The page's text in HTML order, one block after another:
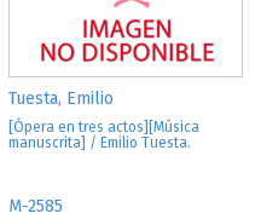
Tuesta, Emilio
[Ópera en tres actos][Música
manuscrita] / Emilio Tuesta.
M-2585